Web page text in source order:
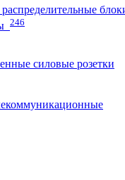
246
силовые розетки